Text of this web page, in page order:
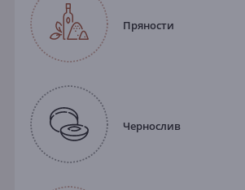
Пряности
Чернослив